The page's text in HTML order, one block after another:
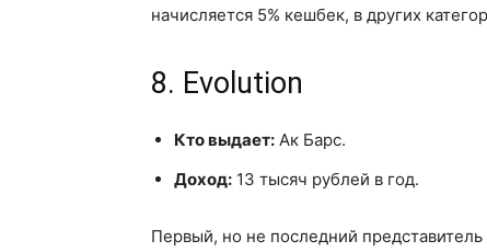
начисляется 5% кешбек, в других
8. Evolution
Кто выдает: Ак Барс.
Доход: 13 тысяч рублей в год.
Первый, но не последний